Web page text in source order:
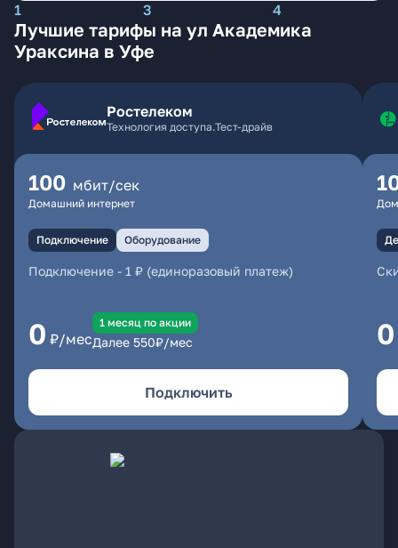
1 3 4
Лучшие тарифы на ул Академика
Ураксина в Уфе
Ростелеком
Технология доступа.Тест-драйв
100 мбит/сек
Домашний интернет
Подключение Оборудование
Подключение - 1 ₽ (единоразовый платеж)
0 ₽/мес
1 месяц по акции
Далее 550₽/мес
Подключить
0